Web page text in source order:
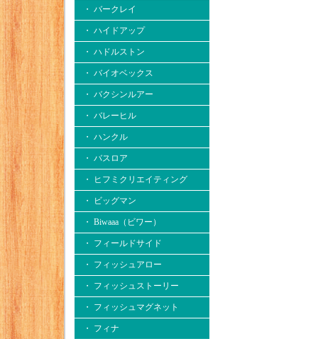
・ バークレイ
・ ハイドアップ
・ ハドルストン
・ バイオベックス
・ バクシンルアー
・ バレーヒル
・ ハンクル
・ バスロア
・ ヒフミクリエイティング
・ ビッグマン
・ Biwaaa（ビワー）
・ フィールドサイド
・ フィッシュアロー
・ フィッシュストーリー
・ フィッシュマグネット
・ フィナ